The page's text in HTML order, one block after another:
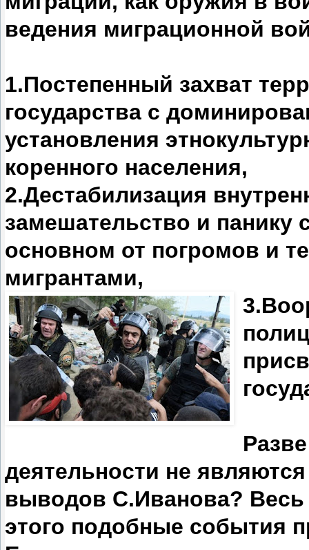
ведения миграционной
1.Постепенный захват
государства с
установления
коренного населения,
2.Дестабилизация
замешательство и панику
основном от погромов и
мигрантами,
деятельности не
выводов С.Иванова? Весь
этого подобные события